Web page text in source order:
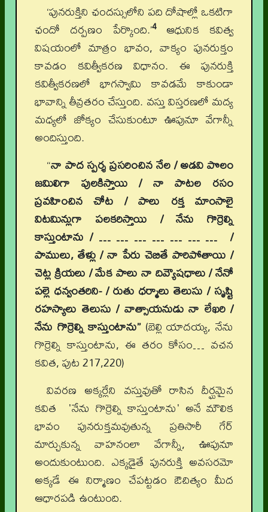
‘పునరుక్తిని ఛందస్సులోని పది దోషాల్లో ఒకటిగా
ఛందో దర్పణం పేర్కొంది.’4ఆధునిక కవిత్వ
విషయంలో మాత్రం భావం, వాక్యం పునరుక్తం
కావడం కవిత్వీకరణ విధానం. ఈ పునరుక్తి
కవిత్వీకరణలో భాగస్వామి కావడమే కాకుండా
భావాన్ని తీవ్రతరం చేస్తుంది. వస్తు విస్తరణలో మద్య
మధ్యలో జోక్యం చేసుకుంటూ ఊపునూ వేగాన్నీ
అందిస్తుంది.
“నా పాద స్పర్శ ప్రసరించిన నేల / అడవి పొలం
జమిలిగా పులకిస్తాయి / నా పాటల రసం
ప్రవహించిన చోట / పాలు రక్త మాంసాలై
విటమిన్లుగా పలకరిస్తాయి / నేను గొర్రెల్ని
కాస్తుంటాను / … … … … … … … /
పాములు, తేళ్లు / నా పేరు చెబితే పారిపోతాయి /
చెట్ల క్రియలు / మేక పాలు నా దివ్యౌషధాలు / నేనో
పల్లె ధన్వంతరిని- / రుతు ధర్మాలు తెలుసు / సృష్టి
రహస్యాలు తెలుసు / వాత్సాయనుడు నా లేఖరి /
నేను గొర్రెల్ని కాస్తుంటాను”(బెల్లి యాదయ్య, నేను
గొర్రెల్ని కాస్తుంటాను, ఈ తరం కోసం… వచన
కవిత, పుట 217,220)
వివరణ అక్కర్లేని వస్తువుతో రాసిన దీర్ఘమైన
కవిత 'నేను గొర్రెల్ని కాస్తుంటాను' అనే మౌలిక
భావం పునరుక్తమవుతున్న ప్రతిసారీ గేర్
మార్చుకున్న వాహనంలా వేగాన్నీ, ఊపునూ
అందుకుంటుంది. ఎక్కడైతే పునరుక్తి అవసరమో
అక్కడే ఈ నిర్మాణం చేపట్టడం ఔచిత్యం మీద
ఆధారపడి ఉంటుంది.